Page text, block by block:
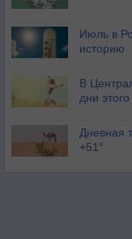
Июль в
историю
В
дни
Дневная
+51°